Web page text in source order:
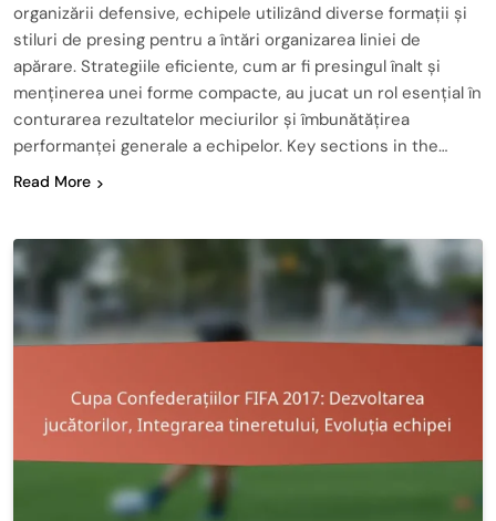
organizării defensive, echipele utilizând diverse formații și
stiluri de presing pentru a întări organizarea liniei de
apărare. Strategiile eficiente, cum ar fi presingul înalt și
menținerea unei forme compacte, au jucat un rol esențial în
conturarea rezultatelor meciurilor și îmbunătățirea
performanței generale a echipelor. Key sections in the…
Read More